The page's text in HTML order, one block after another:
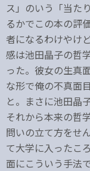
ス」のいう「当た
るかでこの本の評
者になるわけやけ
感は池田晶子の哲
った。彼女の生真
な形で俺の不真面
と。まさに池田晶
それから本来の哲
問いの立て方をせ
て大学に入ったこ
面にこういう手法